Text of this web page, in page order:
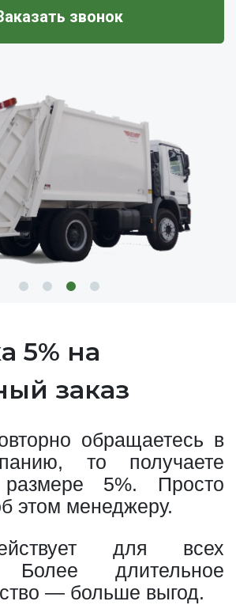
5% на
заказ
обращаетесь в
то получаете
5%. Просто
этом менеджеру.
для всех
Более длительное
— больше выгод.